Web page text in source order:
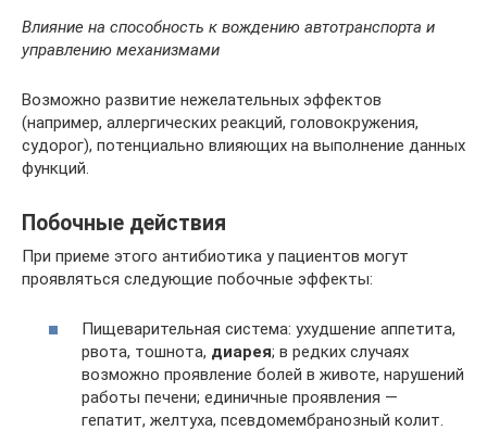
Влияние на способность к вождению автотранспорта и
управлению механизмами
Возможно развитие нежелательных эффектов
(например, аллергических реакций, головокружения,
судорог), потенциально влияющих на выполнение данных
функций.
Побочные действия
При приеме этого антибиотика у пациентов могут
проявляться следующие побочные эффекты:
Пищеварительная система: ухудшение аппетита,
рвота, тошнота, диарея; в редких случаях
возможно проявление болей в животе, нарушений
работы печени; единичные проявления —
гепатит, желтуха, псевдомембранозный колит.